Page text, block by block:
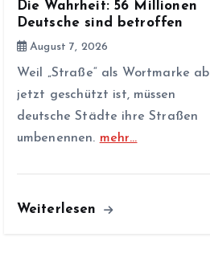
Die Wahrheit: 56 Millionen
Deutsche sind betroffen
August 7, 2026
Weil „Straße“ als Wortmarke ab
jetzt geschützt ist, müssen
deutsche Städte ihre Straßen
umbenennen. mehr…
Weiterlesen